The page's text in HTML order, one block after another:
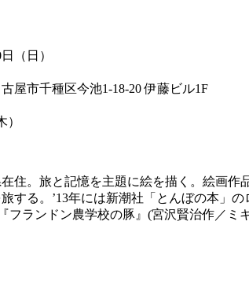
（日）
屋市千種区今池1-18-20 伊藤ビル1F
住。旅と記憶を主題に絵を描く。絵画
する。’13年には新潮社「とんぼの本」
フランドン農学校の豚』(宮沢賢治作／ミ